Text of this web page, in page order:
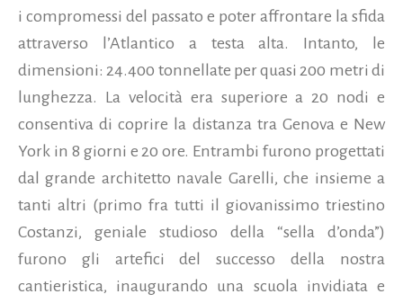
i compromessi del passato e poter affrontare la sfida
attraverso l’Atlantico a testa alta. Intanto, le
dimensioni: 24.400 tonnellate per quasi 200 metri di
lunghezza. La velocità era superiore a 20 nodi e
consentiva di coprire la distanza tra Genova e New
York in 8 giorni e 20 ore. Entrambi furono progettati
dal grande architetto navale Garelli, che insieme a
tanti altri (primo fra tutti il giovanissimo triestino
Costanzi, geniale studioso della “sella d’onda”)
furono gli artefici del successo della nostra
cantieristica, inaugurando una scuola invidiata e